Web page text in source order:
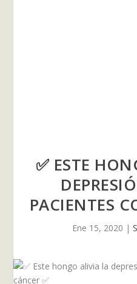
✅ ESTE
PACIENTES
Ene 15, 2020 |